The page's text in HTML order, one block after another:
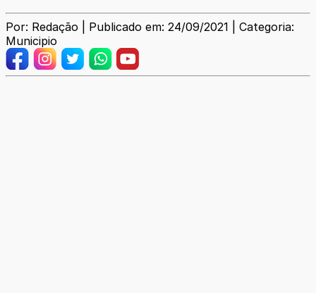
Por: Redação | Publicado em: 24/09/2021 | Categoria:
Municipio